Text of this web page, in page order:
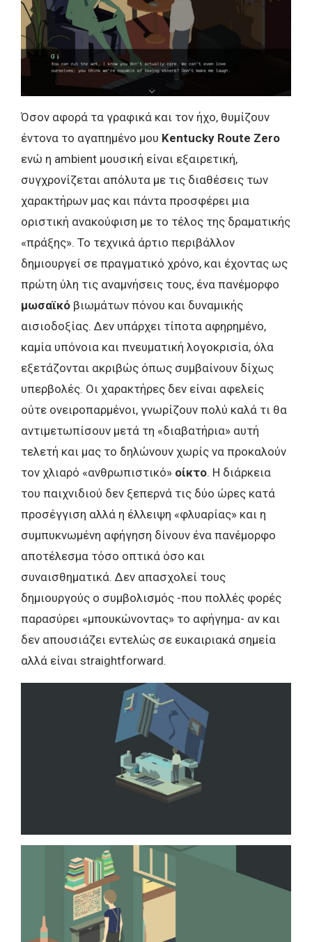
Όσον αφορά τα γραφικά και τον ήχο, θυμίζουν
έντονα το αγαπημένο μου Kentucky Route Zero
ενώ η ambient μουσική είναι εξαιρετική,
συγχρονίζεται απόλυτα με τις διαθέσεις των
χαρακτήρων μας και πάντα προσφέρει μια
οριστική ανακούφιση με το τέλος της δραματικής
«πράξης». Το τεχνικά άρτιο περιβάλλον
δημιουργεί σε πραγματικό χρόνο, και έχοντας ως
πρώτη ύλη τις αναμνήσεις τους, ένα πανέμορφο
μωσαϊκό βιωμάτων πόνου και δυναμικής
αισιοδοξίας. Δεν υπάρχει τίποτα αφηρημένο,
καμία υπόνοια και πνευματική λογοκρισία, όλα
εξετάζονται ακριβώς όπως συμβαίνουν δίχως
υπερβολές. Οι χαρακτήρες δεν είναι αφελείς
ούτε ονειροπαρμένοι, γνωρίζουν πολύ καλά τι θα
αντιμετωπίσουν μετά τη «διαβατήρια» αυτή
τελετή και μας το δηλώνουν χωρίς να προκαλούν
τον χλιαρό «ανθρωπιστικό» οίκτο. Η διάρκεια
του παιχνιδιού δεν ξεπερνά τις δύο ώρες κατά
προσέγγιση αλλά η έλλειψη «φλυαρίας» και η
συμπυκνωμένη αφήγηση δίνουν ένα πανέμορφο
αποτέλεσμα τόσο οπτικά όσο και
συναισθηματικά. Δεν απασχολεί τους
δημιουργούς ο συμβολισμός -που πολλές φορές
παρασύρει «μπουκώνοντας» το αφήγημα- αν και
δεν απουσιάζει εντελώς σε ευκαιριακά σημεία
αλλά είναι straightforward.